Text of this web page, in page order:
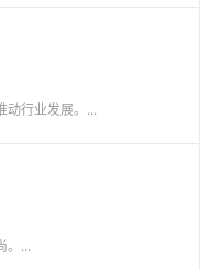
动行业发展。...
。...